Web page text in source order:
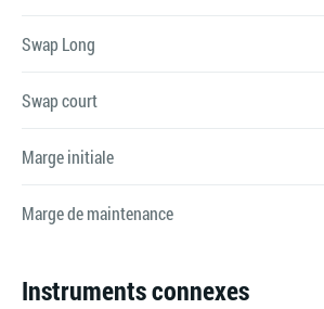
Swap Long
Swap court
Marge initiale
Marge de maintenance
Instruments connexes